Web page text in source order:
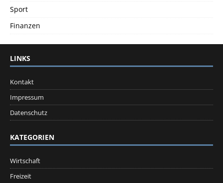
Sport
Finanzen
LINKS
Kontakt
Impressum
Datenschutz
KATEGORIEN
Wirtschaft
Freizeit